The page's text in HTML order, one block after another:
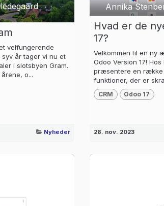
velfungerende
år tager vi nu et
i slotsbyen Gram.
o...
Nyheder
Annika
Hvad er de
17?
Velkommen til en ny
Odoo Version 17!
præsentere en række
funktioner, der er
CRM Odoo 17
28. nov. 2023